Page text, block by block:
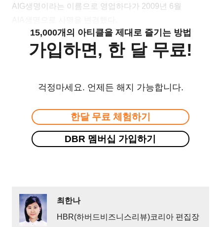
AIG생명이라는 이름으로 영업하다가 2009년 6월
15,000개의 아티클을 제대로 즐기는 방법
가입하면, 한 달 무료!
걱정마세요. 언제든 해지 가능합니다.
한달 무료 체험하기
DBR 멤버십 가입하기
최한나
HBR(하버드비즈니스리뷰)코리아 편집장